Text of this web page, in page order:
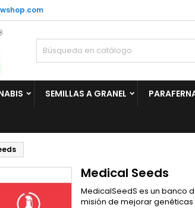
SEMILLAS A GRANEL
Medical Seeds
MedicalSeedS es un banco
misión de mejorar
Añadir a la lista de deseos
Crear nueva lista
((modalTitle))
((confirmMessage))
Crear lista de deseos
Cancelar
Iniciar sesión
Debe iniciar sesión para guardar productos